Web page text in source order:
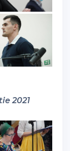
2021